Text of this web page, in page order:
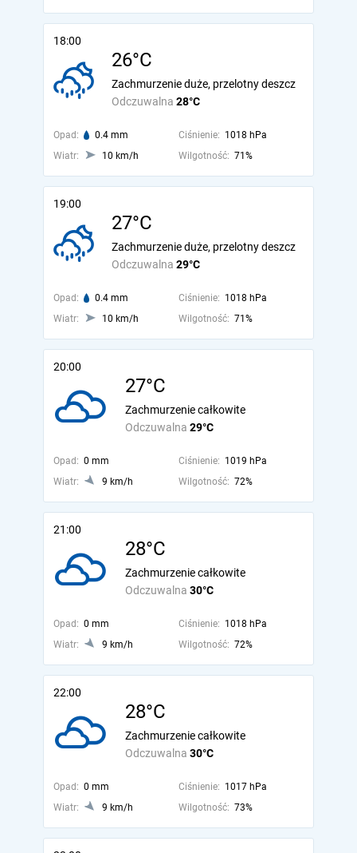
18:00
26°C
Odczuwalna 28°C
Zachmurzenie duże, przelotny deszcz
Opad: 0.4 mm Ciśnienie: 1018 hPa
Wiatr:
10 km/h Wilgotność: 71%
19:00
27°C
Odczuwalna 29°C
Zachmurzenie duże, przelotny deszcz
Opad: 0.4 mm Ciśnienie: 1018 hPa
Wiatr:
10 km/h Wilgotność: 71%
20:00
27°C
Odczuwalna 29°C
Zachmurzenie całkowite
Opad: 0 mm Ciśnienie: 1019 hPa
Wiatr:
9 km/h Wilgotność: 72%
21:00
28°C
Odczuwalna 30°C
Zachmurzenie całkowite
Opad: 0 mm Ciśnienie: 1018 hPa
Wiatr:
9 km/h Wilgotność: 72%
22:00
28°C
Odczuwalna 30°C
Zachmurzenie całkowite
Opad: 0 mm Ciśnienie: 1017 hPa
Wiatr:
9 km/h Wilgotność: 73%